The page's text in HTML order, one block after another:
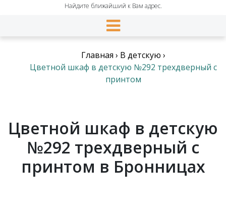
Найдите ближайший к Вам адрес.
Главная › В детскую ›
Цветной шкаф в детскую №292 трехдверный с
принтом
Цветной шкаф в детскую
№292 трехдверный с
принтом в Бронницах